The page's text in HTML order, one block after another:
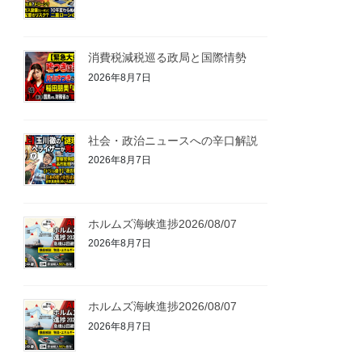
消費税減税巡る政局と国際情勢
2026年8月7日
社会・政治ニュースへの辛口解説
2026年8月7日
ホルムズ海峡進捗2026/08/07
2026年8月7日
ホルムズ海峡進捗2026/08/07
2026年8月7日